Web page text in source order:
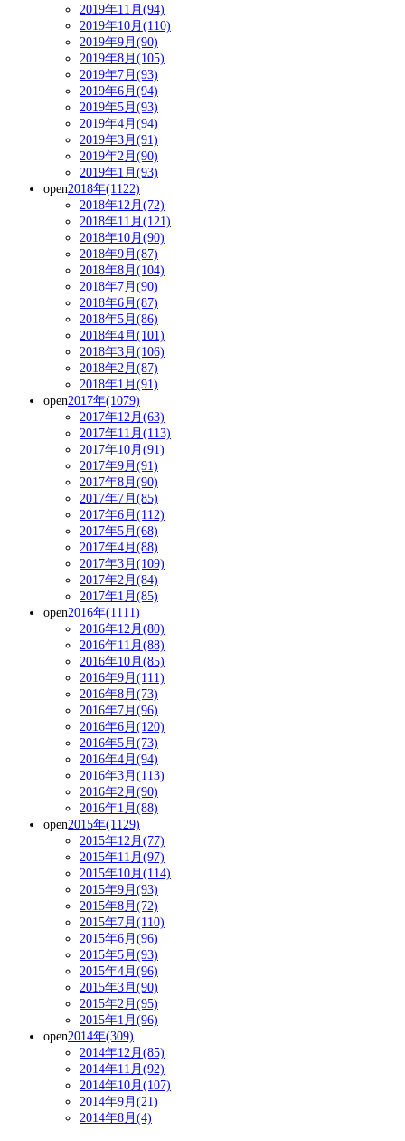
2019年11月(94)
2019年10月(110)
2019年9月(90)
2019年8月(105)
2019年7月(93)
2019年6月(94)
2019年5月(93)
2019年4月(94)
2019年3月(91)
2019年2月(90)
2019年1月(93)
open2018年(1122)
2018年12月(72)
2018年11月(121)
2018年10月(90)
2018年9月(87)
2018年8月(104)
2018年7月(90)
2018年6月(87)
2018年5月(86)
2018年4月(101)
2018年3月(106)
2018年2月(87)
2018年1月(91)
open2017年(1079)
2017年12月(63)
2017年11月(113)
2017年10月(91)
2017年9月(91)
2017年8月(90)
2017年7月(85)
2017年6月(112)
2017年5月(68)
2017年4月(88)
2017年3月(109)
2017年2月(84)
2017年1月(85)
open2016年(1111)
2016年12月(80)
2016年11月(88)
2016年10月(85)
2016年9月(111)
2016年8月(73)
2016年7月(96)
2016年6月(120)
2016年5月(73)
2016年4月(94)
2016年3月(113)
2016年2月(90)
2016年1月(88)
open2015年(1129)
2015年12月(77)
2015年11月(97)
2015年10月(114)
2015年9月(93)
2015年8月(72)
2015年7月(110)
2015年6月(96)
2015年5月(93)
2015年4月(96)
2015年3月(90)
2015年2月(95)
2015年1月(96)
open2014年(309)
2014年12月(85)
2014年11月(92)
2014年10月(107)
2014年9月(21)
2014年8月(4)